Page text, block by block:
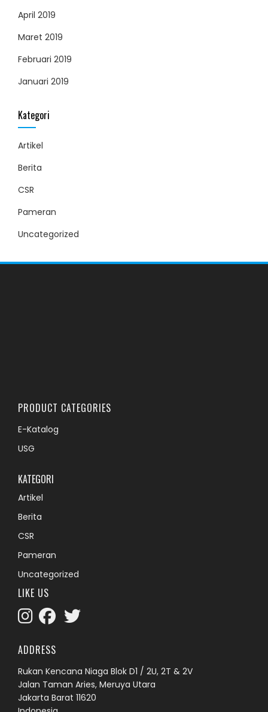
April 2019
Maret 2019
Februari 2019
Januari 2019
Kategori
Artikel
Berita
CSR
Pameran
Uncategorized
PRODUCT CATEGORIES
KATEGORI
LIKE US
ADDRESS
Rukan Kencana Niaga Blok D1 / 2U, 2T & 2V
Jalan Taman Aries, Meruya Utara
Jakarta Barat 11620
Indonesia